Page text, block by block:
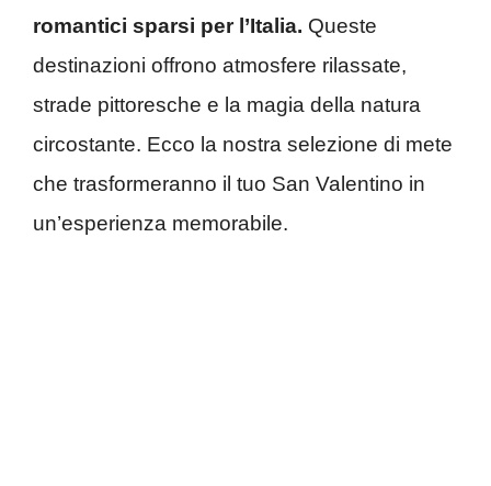
romantici sparsi per l’Italia. Queste
destinazioni offrono atmosfere rilassate,
strade pittoresche e la magia della natura
circostante. Ecco la nostra selezione di mete
che trasformeranno il tuo San Valentino in
un’esperienza memorabile.